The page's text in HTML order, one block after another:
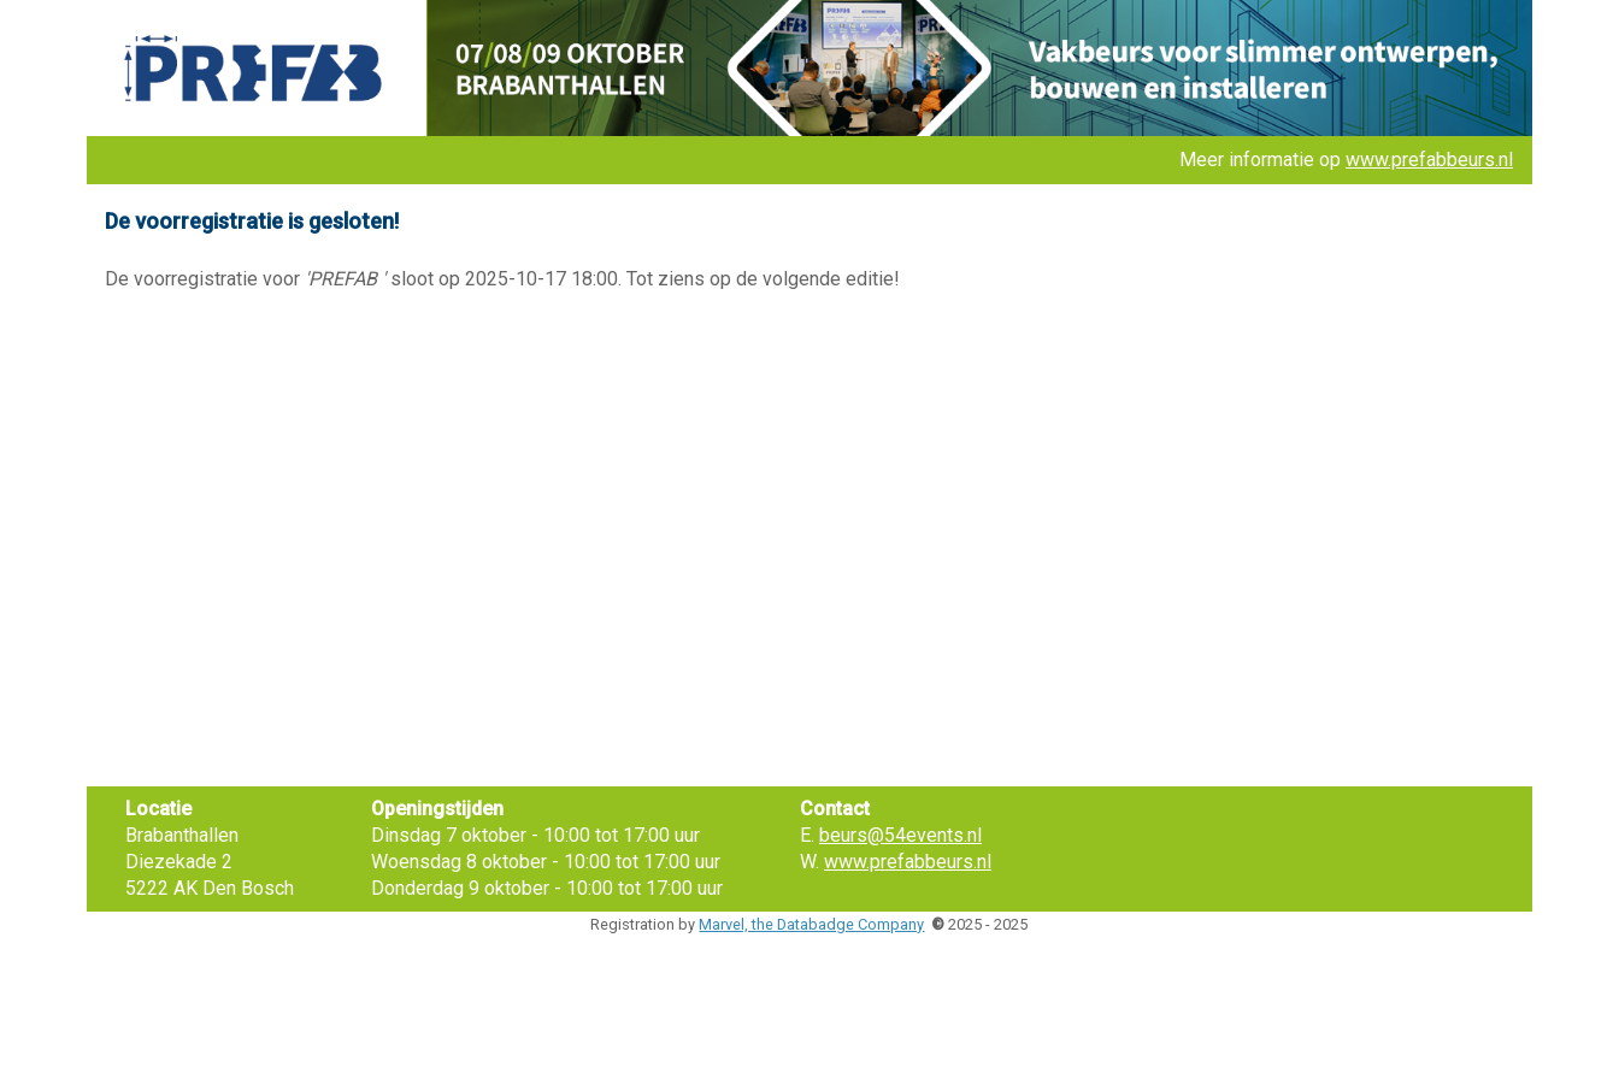
Meer informatie op www.prefabbeurs.nl
De voorregistratie is gesloten!
De voorregistratie voor 'PREFAB ' sloot op 2025-10-17 18:00. Tot ziens op de volgende editie!
Locatie
Brabanthallen
Diezekade 2
5222 AK Den Bosch
Openingstijden
Dinsdag 7 oktober - 10:00 tot 17:00 uur
Woensdag 8 oktober - 10:00 tot 17:00 uur
Donderdag 9 oktober - 10:00 tot 17:00 uur
Contact
E. beurs@54events.nl
W. www.prefabbeurs.nl
Registration byMarvel, the Databadge Company © 2025 - 2025